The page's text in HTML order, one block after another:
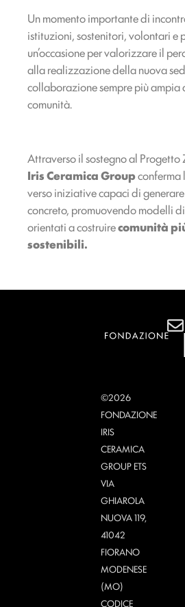
Un momento importante di
istituzioni, sostenitori, volontari e
un’occasione per valorizzare il
alla realizzazione della nuova
collaborazione sempre più
comunità.
Attraverso il sostegno al Progetto
Iris Ceramica Group
verso iniziative capaci di
concreto, promuovendo modelli
orientati a costruirecomunità
sostenibili.
©2026
FONDAZIONE
IRIS
CERAMICA
GROUP ETS
VIA
GHIAROLA
NUOVA 119,
41042
FIORANO
MODENESE
(MO)
CODICE